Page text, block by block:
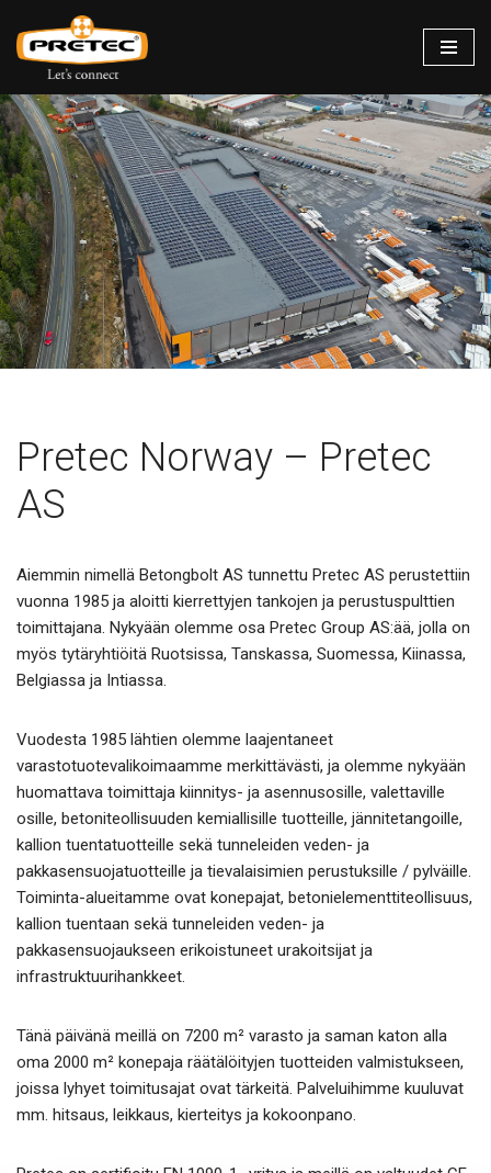
Siirry
suoraan
sisältöön
Pretec Norway – Pretec
AS
Aiemmin nimellä Betongbolt AS tunnettu Pretec AS perustettiin
vuonna 1985 ja aloitti kierrettyjen tankojen ja perustuspulttien
toimittajana. Nykyään olemme osa Pretec Group AS:ää, jolla on
myös tytäryhtiöitä Ruotsissa, Tanskassa, Suomessa, Kiinassa,
Belgiassa ja Intiassa.
Vuodesta 1985 lähtien olemme laajentaneet
varastotuotevalikoimaamme merkittävästi, ja olemme nykyään
huomattava toimittaja kiinnitys- ja asennusosille, valettaville
osille, betoniteollisuuden kemiallisille tuotteille, jännitetangoille,
kallion tuentatuotteille sekä tunneleiden veden- ja
pakkasensuojatuotteille ja tievalaisimien perustuksille / pylväille.
Toiminta-alueitamme ovat konepajat, betonielementtiteollisuus,
kallion tuentaan sekä tunneleiden veden- ja
pakkasensuojaukseen erikoistuneet urakoitsijat ja
infrastruktuurihankkeet.
Tänä päivänä meillä on 7200 m² varasto ja saman katon alla
oma 2000 m² konepaja räätälöityjen tuotteiden valmistukseen,
joissa lyhyet toimitusajat ovat tärkeitä. Palveluihimme kuuluvat
mm. hitsaus, leikkaus, kierteitys ja kokoonpano.